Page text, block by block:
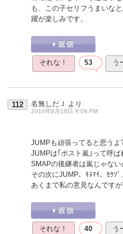
も、この子セリフうまいな
躍が楽しみです。
それな！ 53 う
112 名無しだＪ より
2016年8月18日 9:09 PM
JUMPも頑張ってると思うよ
JUMPは｢ポスト嵐｣って呼
SMAPの後継者は嵐じゃな
その次にJUMP、ｷｽﾏｲ、ｾｸｿ
あくまで私の意見なんです
それな！ 40 う